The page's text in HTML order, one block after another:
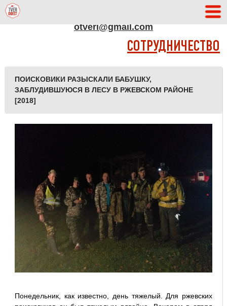
otveri@gmail.com
СОТРУДНИЧЕСТВО
ПОИСКОВИКИ РАЗЫСКАЛИ БАБУШКУ,
ЗАБЛУДИВШУЮСЯ В ЛЕСУ В РЖЕВСКОМ РАЙОНЕ
[2018]
Понедельник, как известно, день тяжелый. Для ржевских